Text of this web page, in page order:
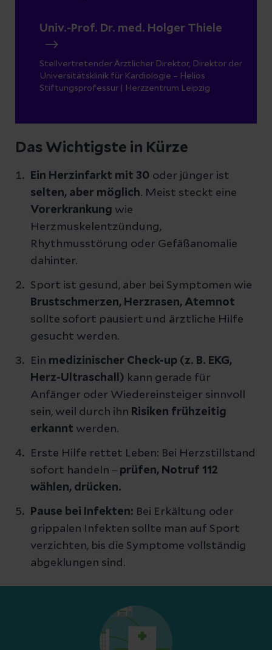
Stellvertretender Ärztlicher Direktor, Direktor der
Universitätsklinik für Kardiologie – Helios
Stiftungsprofessur | Herzzentrum Leipzig
Univ.-Prof. Dr. med. Holger Thiele
Das Wichtigste in Kürze
Ein Herzinfarkt mit 30 oder jünger ist
selten, aber möglich. Meist steckt eine
Vorerkrankung wie
Herzmuskelentzündung,
Rhythmusstörung oder Gefäßanomalie
dahinter.
Sport ist gesund, aber bei Symptomen wie
Brustschmerzen, Herzrasen, Atemnot
sollte sofort pausiert und ärztliche Hilfe
gesucht werden.
Ein medizinischer Check-up (z. B. EKG,
Herz-Ultraschall) kann gerade für
Anfänger oder Wiedereinsteiger sinnvoll
sein, weil durch ihn Risiken frühzeitig
erkannt werden.
Erste Hilfe rettet Leben: Bei Herzstillstand
sofort handeln – prüfen, Notruf 112
wählen, drücken.
Pause bei Infekten: Bei Erkältung oder
grippalen Infekten sollte man auf Sport
verzichten, bis die Symptome vollständig
abgeklungen sind.